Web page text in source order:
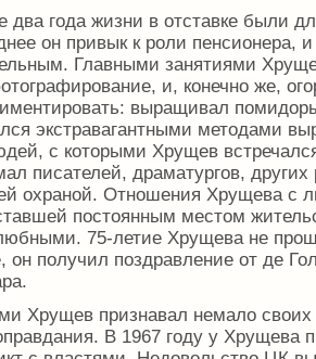
два года жизни в отставке были
он привык к роли пенсионера,
Главными занятиями
и, конечно же,
выращивал
экстравагантными методами
с которыми Хрущев
писателей, драматургов,
охраной. Отношения Хрущева с
постоянным местом
75-летие Хрущева не
он получил поздравление от де
Хрущев признавал немало своих
В 1967 году у Хрущева